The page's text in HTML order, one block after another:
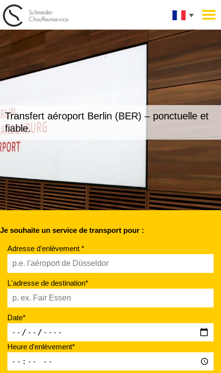
Transfert aéroport Berlin (BER) – ponctuelle et
fiable.
Je souhaite un service de transport pour :
Adresse d'enlèvement *
L'adresse de destination*
Date*
Heure d'enlèvement*